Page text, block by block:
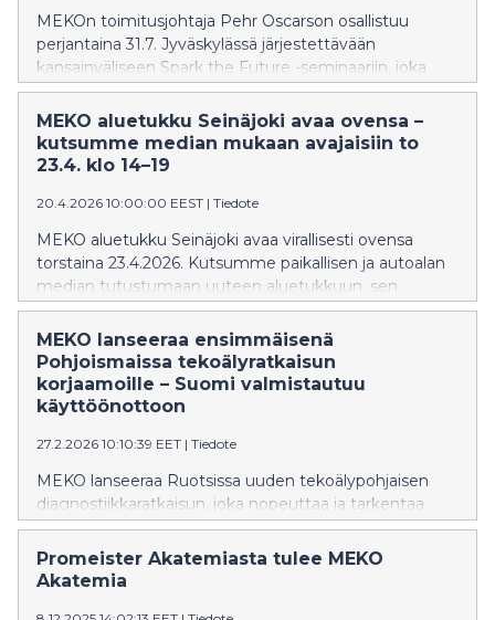
MEKOn toimitusjohtaja Pehr Oscarson osallistuu
perjantaina 31.7. Jyväskylässä järjestettävään
kansainväliseen Spark the Future -seminaariin, joka
kokoaa yhteen kestävän liikkumisen, teknologian,
liiketoiminnan ja moottoriurheilun asiantuntijoita osana
Secto Rally Finland -tapahtumaa.
MEKO aluetukku Seinäjoki avaa ovensa –
kutsumme median mukaan avajaisiin to
23.4. klo 14–19
20.4.2026 10:00:00 EEST | Tiedote
MEKO aluetukku Seinäjoki avaa virallisesti ovensa
torstaina 23.4.2026. Kutsumme paikallisen ja autoalan
median tutustumaan uuteen aluetukkuun, sen
palveluihin sekä tapahtumapäivän
ohjelmaan. Avajaisissa on esillä alan kiinnostavimmat
uutuudet ja ajankohtaiset teemat. Yksi tapahtuman
vetonauloista on American Car Show’ssa esillä ollut
Asunmaa Motorsportin BMW 318is M50B25 Turbo
MEKO lanseeraa ensimmäisenä
Pohjoismaissa tekoälyratkaisun
korjaamoille – Suomi valmistautuu
käyttöönottoon
27.2.2026 10:10:39 EET | Tiedote
MEKO lanseeraa Ruotsissa uuden tekoälypohjaisen
diagnostiikkaratkaisun, joka nopeuttaa ja tarkentaa
ajoneuvojen vianmääritystä korjaamoilla. Ratkaisu
perustuu viimeisen kymmenen vuoden aikana MEKOn
teknisen tuen kautta käsiteltyihin
Promeister Akatemiasta tulee MEKO
Akatemia